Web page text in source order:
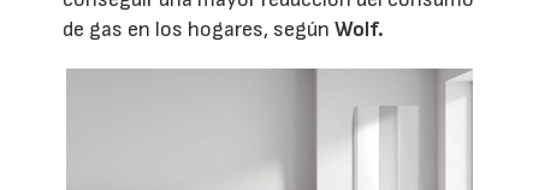
de gas en los hogares, segúnWolf.